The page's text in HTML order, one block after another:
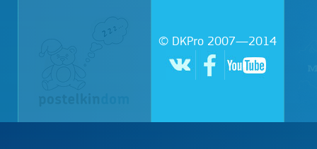
© DKPro 2007—2014